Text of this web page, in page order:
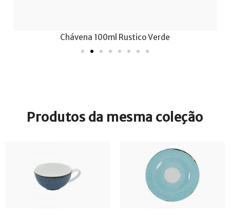
Chávena 100ml Rustico Verde
Produtos da mesma coleção